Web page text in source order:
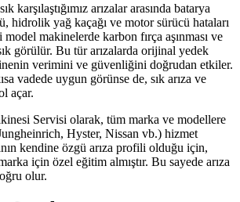
karşılaştığımız arızalar arasında batarya
hidrolik yağ kaçağı ve motor sürücü hataları
makinelerde karbon fırça aşınması ve
görülür. Bu tür arızalarda orijinal yedek
verimini ve güvenliğini doğrudan etkiler.
vadede uygun görünse de, sık arıza ve
açar.
Servisi olarak, tüm marka ve modellere
Hyster, Nissan vb.) hizmet
kendine özgü arıza profili olduğu için,
için özel eğitim almıştır. Bu sayede arıza
olur.